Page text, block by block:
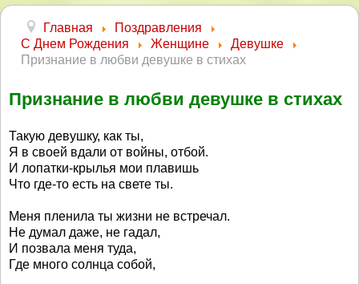
Главная
Поздравления
С Днем Рождения
Женщине
Девушке
Признание в любви девушке в стихах
Признание в любви девушке в стихах
Такую девушку, как ты,
Я в своей вдали от войны, отбой.
И лопатки-крылья мои плавишь
Что где-то есть на свете ты.
Меня пленила ты жизни не встречал.
Не думал даже, не гадал,
И позвала меня туда,
Где много солнца собой,